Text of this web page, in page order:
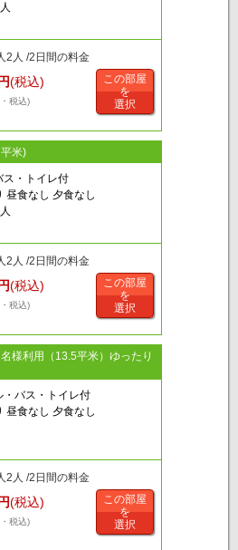
人 /2日間の料金
円(税込)
税込)
この部屋
を
選択
米)
ス・トイレ付
昼食なし 夕食なし
人 /2日間の料金
円(税込)
税込)
この部屋
を
選択
様利用（13.5平米）ゆったり
バス・トイレ付
昼食なし 夕食なし
人 /2日間の料金
円(税込)
税込)
この部屋
を
選択